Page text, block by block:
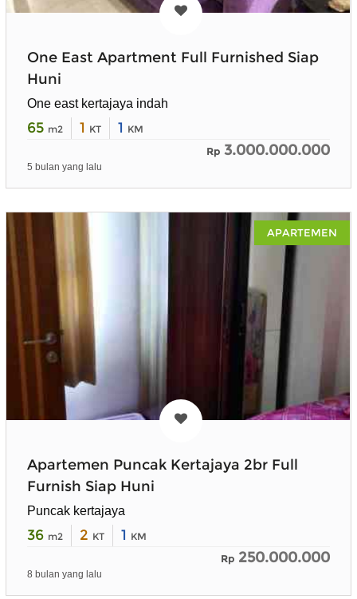
One East Apartment Full Furnished Siap
Huni
One east kertajaya indah
65 m2 1 KT 1 KM
Rp 3.000.000.000
5 bulan yang lalu
APARTEMEN
Apartemen Puncak Kertajaya 2br Full
Furnish Siap Huni
Puncak kertajaya
36 m2 2 KT 1 KM
Rp 250.000.000
8 bulan yang lalu